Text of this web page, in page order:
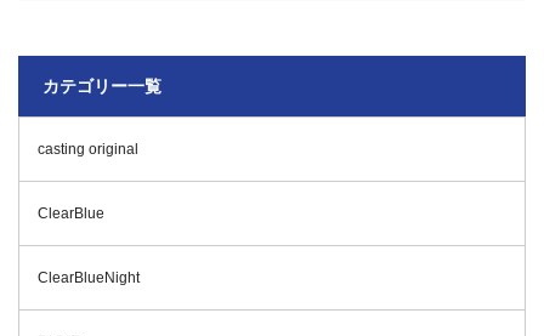
カテゴリー一覧
casting original
ClearBlue
ClearBlueNight